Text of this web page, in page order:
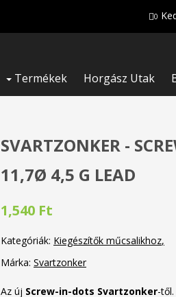
0
Termékek Horgász Utak
SVARTZONKER -
11,7Ø 4,5 G LEAD
1,540 Ft
Kategóriák: Kiegészítők műcsalikhoz
Márka: Svartzonker
Az új Screw-in-dots Svartzonker-